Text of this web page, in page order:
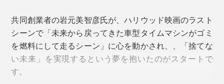
共同創業者の岩元美智彦氏が、ハリウッド映画のラスト
シーンで「未来から戻ってきた車型タイムマシンがゴミ
を燃料にして走るシーン」に心を動かされ、、「捨てな
い未来」を実現するという夢を抱いたのがスタートで
す。